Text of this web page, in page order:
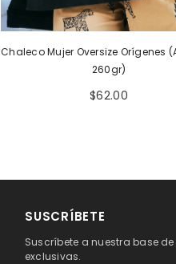
Chaleco Mujer Oversize Orígenes
260gr)
$62.00
SUSCRÍBETE
Suscríbete a nuestra base
exclusivas.